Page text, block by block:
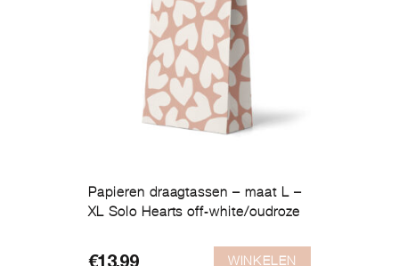
Papieren draagtassen – maat L –
XL Solo Hearts off-white/oudroze
WINKELEN